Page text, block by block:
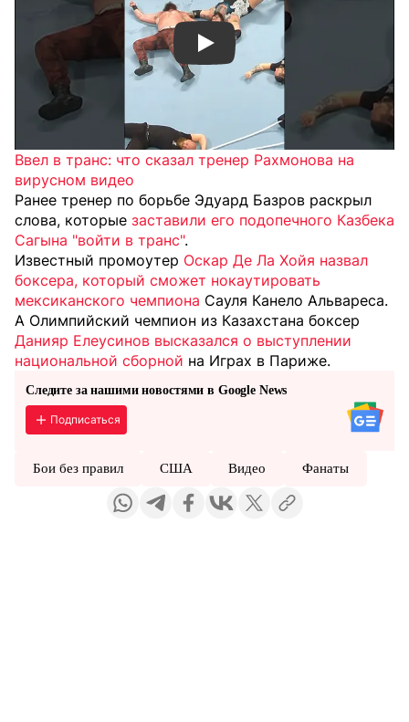
Смотреть видео YouTube
Ввел в транс: что сказал тренер Рахмонова на
вирусном видео
Ранее тренер по борьбе Эдуард Базров раскрыл
слова, которые заставили его подопечного Казбека
Сагына "войти в транс".
Известный промоутер Оскар Де Ла Хойя назвал
боксера, который сможет нокаутировать
мексиканского чемпиона Сауля Канело Альвареса.
А Олимпийский чемпион из Казахстана боксер
Данияр Елеусинов высказался о выступлении
национальной сборной на Играх в Париже.
Следите за нашими новостями в Google News
Подписаться
Бои без правил США Видео Фанаты